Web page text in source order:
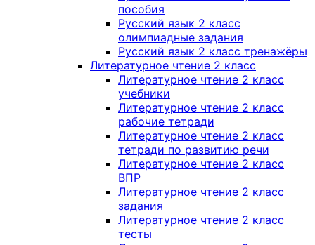
пособия
Русский язык 2 класс
олимпиадные задания
Русский язык 2 класс тренажёры
Литературное чтение 2 класс
Литературное чтение 2 класс
учебники
Литературное чтение 2 класс
рабочие тетради
Литературное чтение 2 класс
тетради по развитию речи
Литературное чтение 2 класс
ВПР
Литературное чтение 2 класс
задания
Литературное чтение 2 класс
тесты